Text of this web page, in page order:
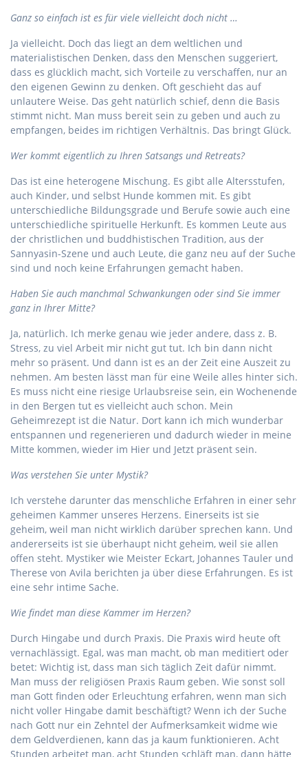
Ganz so einfach ist es für viele vielleicht doch nicht …
Ja vielleicht. Doch das liegt an dem weltlichen und
materialistischen Denken, dass den Menschen suggeriert,
dass es glücklich macht, sich Vorteile zu verschaffen, nur an
den eigenen Gewinn zu denken. Oft geschieht das auf
unlautere Weise. Das geht natürlich schief, denn die Basis
stimmt nicht. Man muss bereit sein zu geben und auch zu
empfangen, beides im richtigen Verhältnis. Das bringt Glück.
Wer kommt eigentlich zu Ihren Satsangs und Retreats?
Das ist eine heterogene Mischung. Es gibt alle Altersstufen,
auch Kinder, und selbst Hunde kommen mit. Es gibt
unterschiedliche Bildungsgrade und Berufe sowie auch eine
unterschiedliche spirituelle Herkunft. Es kommen Leute aus
der christlichen und buddhistischen Tradition, aus der
Sannyasin-Szene und auch Leute, die ganz neu auf der Suche
sind und noch keine Erfahrungen gemacht haben.
Haben Sie auch manchmal Schwankungen oder sind Sie immer
ganz in Ihrer Mitte?
Ja, natürlich. Ich merke genau wie jeder andere, dass z. B.
Stress, zu viel Arbeit mir nicht gut tut. Ich bin dann nicht
mehr so präsent. Und dann ist es an der Zeit eine Auszeit zu
nehmen. Am besten lässt man für eine Weile alles hinter sich.
Es muss nicht eine riesige Urlaubsreise sein, ein Wochenende
in den Bergen tut es vielleicht auch schon. Mein
Geheimrezept ist die Natur. Dort kann ich mich wunderbar
entspannen und regenerieren und dadurch wieder in meine
Mitte kommen, wieder im Hier und Jetzt präsent sein.
Was verstehen Sie unter Mystik?
Ich verstehe darunter das menschliche Erfahren in einer sehr
geheimen Kammer unseres Herzens. Einerseits ist sie
geheim, weil man nicht wirklich darüber sprechen kann. Und
andererseits ist sie überhaupt nicht geheim, weil sie allen
offen steht. Mystiker wie Meister Eckart, Johannes Tauler und
Therese von Avila berichten ja über diese Erfahrungen. Es ist
eine sehr intime Sache.
Wie findet man diese Kammer im Herzen?
Durch Hingabe und durch Praxis. Die Praxis wird heute oft
vernachlässigt. Egal, was man macht, ob man meditiert oder
betet: Wichtig ist, dass man sich täglich Zeit dafür nimmt.
Man muss der religiösen Praxis Raum geben. Wie sonst soll
man Gott finden oder Erleuchtung erfahren, wenn man sich
nicht voller Hingabe damit beschäftigt? Wenn ich der Suche
nach Gott nur ein Zehntel der Aufmerksamkeit widme wie
dem Geldverdienen, kann das ja kaum funktionieren. Acht
Stunden arbeitet man, acht Stunden schläft man, dann hätte